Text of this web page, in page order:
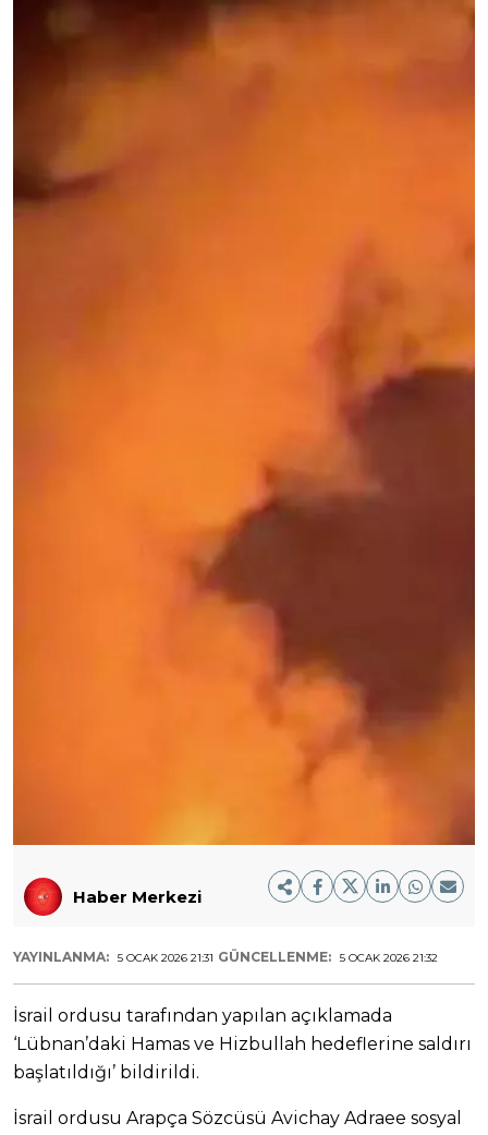
Haber Merkezi
YAYINLANMA: 5 OCAK 2026 21:31 GÜNCELLENME: 5 OCAK 2026 21:32
İsrail ordusu tarafından yapılan açıklamada
‘Lübnan’daki Hamas ve Hizbullah hedeflerine saldırı
başlatıldığı’ bildirildi.
İsrail ordusu Arapça Sözcüsü Avichay Adraee sosyal